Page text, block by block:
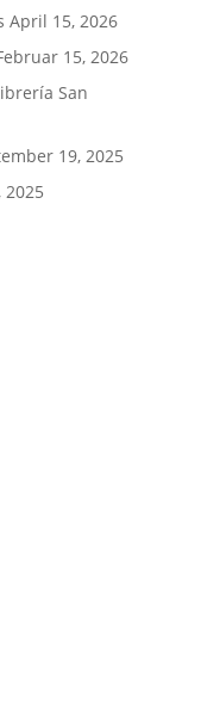
April 15, 2026
15, 2026
San
19, 2025